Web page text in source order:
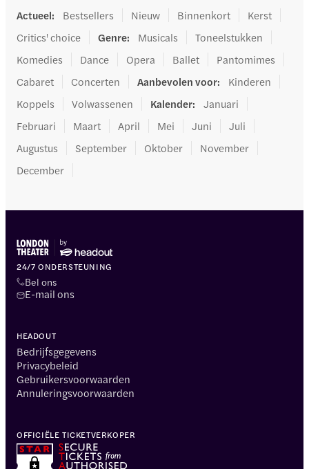
Actueel: Bestsellers Nieuw Binnenkort
Kerst
Critics' choice
Genre: Musicals
Toneelstukken
Komedies
Dance Opera Ballet
Pantomimes
Cabaret
Concerten Aanbevolen voor:
Kinderen
Koppels
Volwassenen Kalender:
Januari
Februari
Maart April Mei Juni
Juli
Augustus
September Oktober
November
December
24/7 ONDERSTEUNING
Bel ons
E-mail ons
HEADOUT
Bedrijfsgegevens
Privacybeleid
Gebruikersvoorwaarden
Annuleringsvoorwaarden
OFFICIËLE TICKETVERKOPER